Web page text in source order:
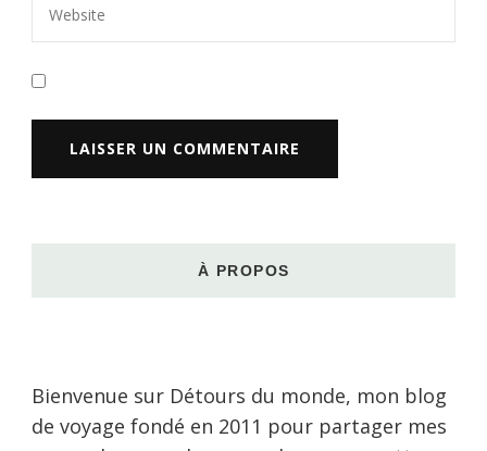
À PROPOS
Bienvenue sur Détours du monde, mon blog
de voyage fondé en 2011 pour partager mes